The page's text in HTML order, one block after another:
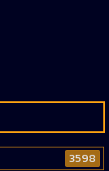
3598